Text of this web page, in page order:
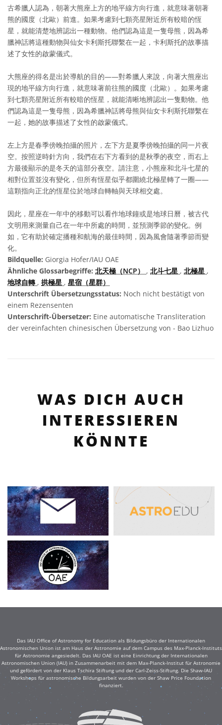
古希臘人認為，朝著大熊座上方的地平線方向行進，就意味著朝著
熊的國度（北歐）前進。如果考慮到七顆亮星附近所有較暗的恆
星，就能清楚地辨認出一種動物。他們認為這是一隻母熊，因為希
臘神話將這種動物與仙女卡利斯托聯繫在一起，卡利斯托的故事描
述了女性的啟蒙儀式。
大熊座的得名是出於導航的目的——對希臘人來說，向著大熊座出
現的地平線方向行進，就意味著前往熊的國度（北歐）。如果考慮
到七顆亮星附近所有較暗的恆星，就能清晰地辨認出一隻動物。他
們認為這是一隻母熊，因為希臘神話將母熊與仙女卡利斯托聯繫在
一起，她的故事描述了女性的啟蒙儀式。
左上方是春季傍晚拍攝的照片，左下方是夏季傍晚拍攝的同一片夜
空。按照逆時針方向，我們在右下方看到的是秋季的夜空，而右上
方最後顯示的是冬天的這部分夜空。請注意，小熊座和北斗七星的
相對位置並沒有變化，但所有恆星似乎都圍繞北極星轉了一圈——
這顆指向正北的恆星位於地球自轉軸與天球相交處。
因此，星座在一年中的移動可以看作地球鐘或是地球日曆，被古代
文明用來測量自己在一年中所處的時間，並預測季節的變化。例
如，它有助於確定播種和航海的最佳時間，因為風會隨著季節而變
化。
Bildquelle: Giorgia Hofer/IAU OAE
Ähnliche Glossarbegriffe: 北天極（NCP） , 北斗七星 , 北極星 ,
地球自轉 , 拱極星 , 星宿（星群）
Unterschrift Übersetzungsstatus: Noch nicht bestätigt von
einem Rezensenten
Unterschrift-Übersetzer: Eine automatische Transliteration
der vereinfachten chinesischen Übersetzung von - Bao Lizhuo
WAS DICH AUCH
INTERESSIEREN
KÖNNTE
Das IAU Office of Astronomy for Education als Bildungsbüro der Internationalen
Astronomischen Union ist am Haus der Astronomie auf dem Campus des Max-Planck-Instituts
für Astronomie angesiedelt. Das IAU OAE ist eine Einrichtung der Internationalen
Astronomischen Union (IAU) in Zusammenarbeit mit dem Max-Planck-Institut für Astronomie
und gefördert von der Klaus Tschira Stiftung und der Carl-Zeiss-Stiftung. Die Shaw-IAU
Workshops für astronomische Bildungsarbeit wurden von der Shaw Price Foundation
finanziert.